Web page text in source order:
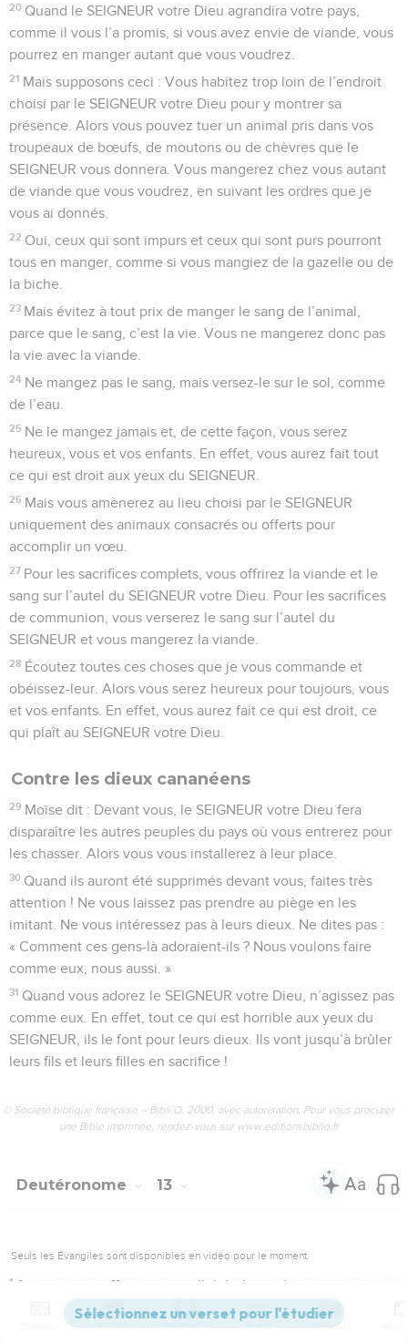
20 Quand le SEIGNEUR votre Dieu agrandira votre pays,
comme il vous l’a promis, si vous avez envie de viande, vous
pourrez en manger autant que vous voudrez.
21 Mais supposons ceci : Vous habitez trop loin de l’endroit
choisi par le SEIGNEUR votre Dieu pour y montrer sa
présence. Alors vous pouvez tuer un animal pris dans vos
troupeaux de bœufs, de moutons ou de chèvres que le
SEIGNEUR vous donnera. Vous mangerez chez vous autant
de viande que vous voudrez, en suivant les ordres que je
vous ai donnés.
22 Oui, ceux qui sont impurs et ceux qui sont purs pourront
tous en manger, comme si vous mangiez de la gazelle ou de
la biche.
23 Mais évitez à tout prix de manger le sang de l’animal,
parce que le sang, c’est la vie. Vous ne mangerez donc pas
la vie avec la viande.
24 Ne mangez pas le sang, mais versez-le sur le sol, comme
de l’eau.
25 Ne le mangez jamais et, de cette façon, vous serez
heureux, vous et vos enfants. En effet, vous aurez fait tout
ce qui est droit aux yeux du SEIGNEUR.
26 Mais vous amènerez au lieu choisi par le SEIGNEUR
uniquement des animaux consacrés ou offerts pour
accomplir un vœu.
27 Pour les sacrifices complets, vous offrirez la viande et le
sang sur l’autel du SEIGNEUR votre Dieu. Pour les sacrifices
de communion, vous verserez le sang sur l’autel du
SEIGNEUR et vous mangerez la viande.
28 Écoutez toutes ces choses que je vous commande et
obéissez-leur. Alors vous serez heureux pour toujours, vous
et vos enfants. En effet, vous aurez fait ce qui est droit, ce
qui plaît au SEIGNEUR votre Dieu.
Contre les dieux cananéens
29 Moïse dit : Devant vous, le SEIGNEUR votre Dieu fera
disparaître les autres peuples du pays où vous entrerez pour
les chasser. Alors vous vous installerez à leur place.
30 Quand ils auront été supprimés devant vous, faites très
attention ! Ne vous laissez pas prendre au piège en les
imitant. Ne vous intéressez pas à leurs dieux. Ne dites pas :
« Comment ces gens-là adoraient-ils ? Nous voulons faire
comme eux, nous aussi. »
31 Quand vous adorez le SEIGNEUR votre Dieu, n’agissez pas
comme eux. En effet, tout ce qui est horrible aux yeux du
SEIGNEUR, ils le font pour leurs dieux. Ils vont jusqu’à brûler
leurs fils et leurs filles en sacrifice !
© Société biblique française – Bibli’O, 2000, avec autorisation. Pour vous procurer
une Bible imprimée, rendez-vous sur www.editionsbiblio.fr
Deutéronome 13
Seuls les Évangiles sont disponibles en vidéo pour le moment.
1
Au contraire, efforcez-vous d’obéir à tous les
commandements que je vous donne. N’ajoutez rien et
n’enlevez rien.Versions Commentaires Strong